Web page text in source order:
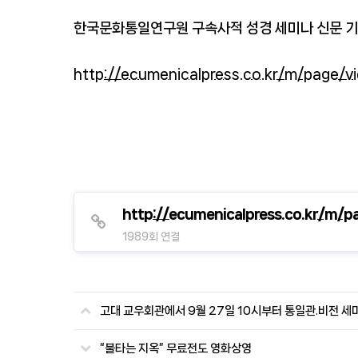
한국문화통일연구원 구속사적 성경 세미나 신문
http://ecumenicalpress.co.kr/m/page/
http://ecumenicalpress.co.kr/m/
1989회 연결
고대 교우회관에서 9월 27일 10시부터 통일관.비전 세
“불타는 지옥” 무료전도 영화상영